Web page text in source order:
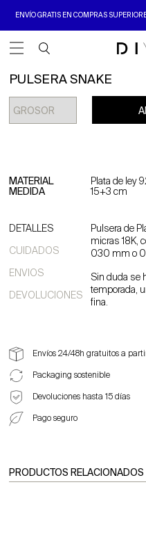
ENVÍO GRATIS EN COMPRAS
Open Menu
PULSERA SNAKE
MATERIAL Plata de ley
MEDIDA 15+3 cm
DETALLES
CUIDADOS
ENVIOS
DEVOLUCIONES
Pulsera de
micras 18K,
030 mm o
Sin duda se
temporada,
fina.
Envíos 24/48h gratuitos a
Packaging sostenible
Devoluciones hasta 15 días
Pago seguro
PRODUCTOS RELACIONADOS